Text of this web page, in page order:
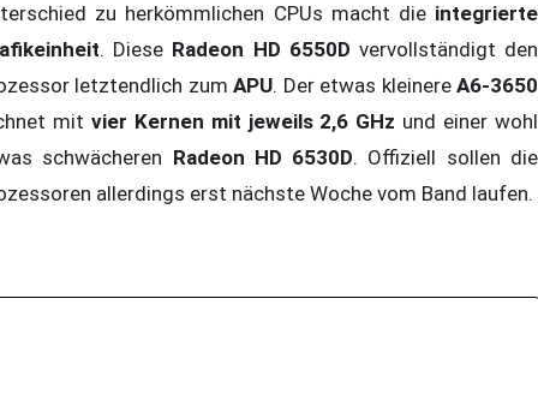
zu herkömmlichen CPUs macht die integrierte
. Diese Radeon HD 6550D vervollständigt den
letztendlich zumAPU. Der etwas kleinereA6-3650
mit vier Kernen mit jeweils 2,6 GHz und einer wohl
schwächeren Radeon HD 6530D. Offiziell sollen die
allerdings erst nächste Woche vom Band laufen.